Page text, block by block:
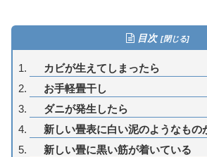
目次
カビが生えてしまったら
お手軽畳干し
ダニが発生したら
新しい畳表に白い泥のようなもの
新しい畳に黒い筋が着いている